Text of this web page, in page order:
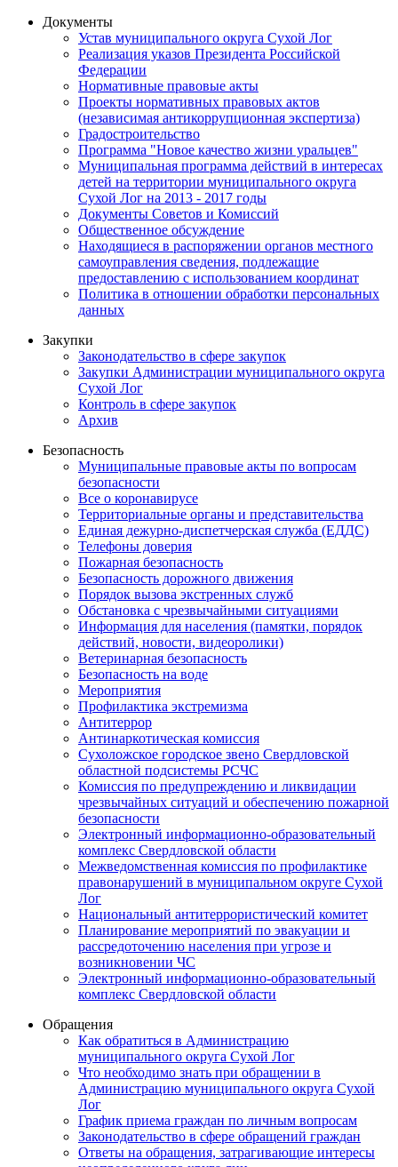
Документы
Устав муниципального округа Сухой Лог
Реализация указов Президента Российской
Федерации
Нормативные правовые акты
Проекты нормативных правовых актов
(независимая антикоррупционная экспертиза)
Градостроительство
Программа "Новое качество жизни уральцев"
Муниципальная программа действий в интересах
детей на территории муниципального округа
Сухой Лог на 2013 - 2017 годы
Документы Советов и Комиссий
Общественное обсуждение
Находящиеся в распоряжении органов местного
самоуправления сведения, подлежащие
предоставлению с использованием координат
Политика в отношении обработки персональных
данных
Закупки
Законодательство в сфере закупок
Закупки Администрации муниципального округа
Сухой Лог
Контроль в сфере закупок
Архив
Безопасность
Муниципальные правовые акты по вопросам
безопасности
Все о коронавирусе
Территориальные органы и представительства
Единая дежурно-диспетчерская служба (ЕДДС)
Телефоны доверия
Пожарная безопасность
Безопасность дорожного движения
Порядок вызова экстренных служб
Обстановка с чрезвычайными ситуациями
Информация для населения (памятки, порядок
действий, новости, видеоролики)
Ветеринарная безопасность
Безопасность на воде
Мероприятия
Профилактика экстремизма
Антитеррор
Антинаркотическая комиссия
Сухоложское городское звено Свердловской
областной подсистемы РСЧС
Комиссия по предупреждению и ликвидации
чрезвычайных ситуаций и обеспечению пожарной
безопасности
Электронный информационно-образовательный
комплекс Cвердловской области
Межведомственная комиссия по профилактике
правонарушений в муниципальном округе Сухой
Лог
Национальный антитеррористический комитет
Планирование мероприятий по эвакуации и
рассредоточению населения при угрозе и
возникновении ЧС
Электронный информационно-образовательный
комплекс Свердловской области
Обращения
Как обратиться в Администрацию
муниципального округа Сухой Лог
Что необходимо знать при обращении в
Администрацию муниципального округа Сухой
Лог
График приема граждан по личным вопросам
Законодательство в сфере обращений граждан
Ответы на обращения, затрагивающие интересы